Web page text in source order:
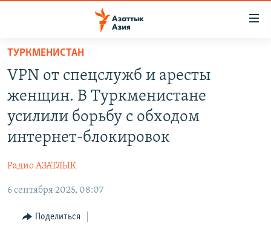
Вернуться
основному
содержанию
главной
Вернутся
ВОЙНА В УКРАИНЕ
НА ДРУГИХ ЯЗЫКАХ
ЎЗБЕКЧА
ТОҶИКӢ
ПОДПИШИТЕСЬ НА НАС В СОЦСЕТЯХ
Все сайты РСЕ/РС
ТУРКМЕНИСТАН
VPN от спецслужб и аресты
женщин. В Туркменистане
усилили борьбу с обходом
интернет-блокировок
Радио АЗАТЛЫК
6 сентября 2025, 08:07
Поделиться